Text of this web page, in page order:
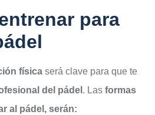
para
física será clave para que te
del pádel . Las formas
al pádel, serán: